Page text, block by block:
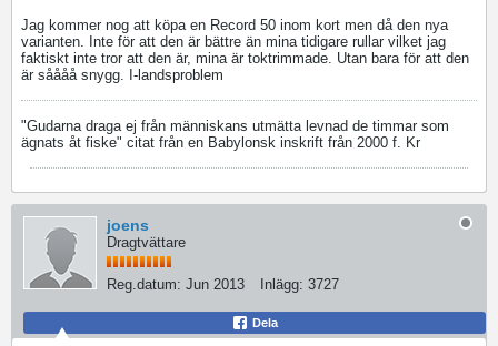
Jag kommer nog att köpa en Record 50 inom kort men då den nya
varianten. Inte för att den är bättre än mina tidigare rullar vilket jag
faktiskt inte tror att den är, mina är toktrimmade. Utan bara för att den
är såååå snygg. I-landsproblem
"Gudarna draga ej från människans utmätta levnad de timmar som
ägnats åt fiske" citat från en Babylonsk inskrift från 2000 f. Kr
joens
Dragtvättare
Reg.datum: Jun 2013 Inlägg: 3727
Dela